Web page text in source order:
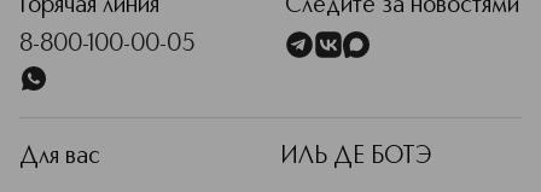
Горячая линия
8-800-100-00-05
Следите за новостями
Для вас ИЛЬ ДЕ БОТЭ